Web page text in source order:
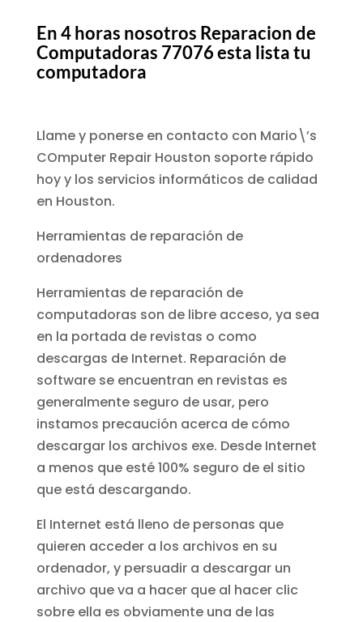
En 4 horas nosotros Reparacion de
Computadoras 77076esta lista tu
computadora
Llame y ponerse en contacto con Mario\’s
COmputer Repair Houston soporte rápido
hoy y los servicios informáticos de calidad
en Houston.
Herramientas de reparación de
ordenadores
Herramientas de reparación de
computadoras son de libre acceso, ya sea
en la portada de revistas o como
descargas de Internet. Reparación de
software se encuentran en revistas es
generalmente seguro de usar, pero
instamos precaución acerca de cómo
descargar los archivos exe. Desde Internet
a menos que esté 100% seguro de el sitio
que está descargando.
El Internet está lleno de personas que
quieren acceder a los archivos en su
ordenador, y persuadir a descargar un
archivo que va a hacer que al hacer clic
sobre ella es obviamente una de las